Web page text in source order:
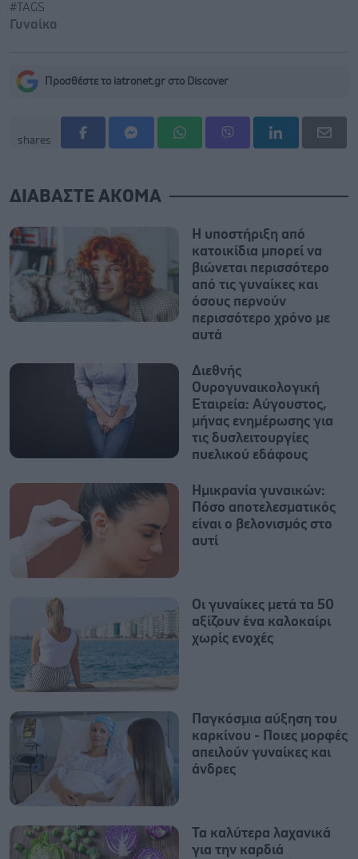
#TAGS
Γυναίκα
Προσθέστε το iatronet.gr στο Discover
shares
ΔΙΑΒΑΣΤΕ ΑΚΟΜΑ
Η υποστήριξη από
κατοικίδια μπορεί να
βιώνεται περισσότερο
από τις γυναίκες και
όσους περνούν
περισσότερο χρόνο με
αυτά
Διεθνής
Ουρογυναικολογική
Εταιρεία: Αύγουστος,
μήνας ενημέρωσης για
τις δυσλειτουργίες
πυελικού εδάφους
Ημικρανία γυναικών:
Πόσο αποτελεσματικός
είναι ο βελονισμός στο
αυτί
Οι γυναίκες μετά τα 50
αξίζουν ένα καλοκαίρι
χωρίς ενοχές
Παγκόσμια αύξηση του
καρκίνου - Ποιες μορφές
απειλούν γυναίκες και
άνδρες
Τα καλύτερα λαχανικά
για την καρδιά